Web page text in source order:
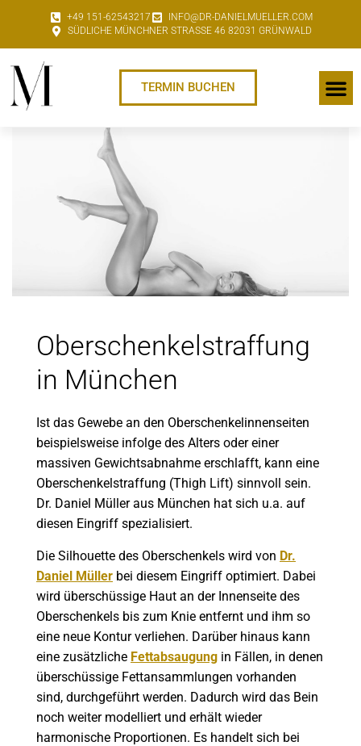
+49 151-62543217
INFO@DR-DANIELMUELLER.COM
SÜDLICHE MÜNCHNER STRASSE 46 82031 GRÜNWALD
TERMIN BUCHEN
Oberschenkelstraffung
in München
Ist das Gewebe an den Oberschenkelinnenseiten
beispielsweise infolge des Alters oder einer
massiven Gewichtsabnahme erschlafft, kann eine
Oberschenkelstraffung (Thigh Lift) sinnvoll sein.
Dr. Daniel Müller aus München hat sich u.a. auf
diesen Eingriff spezialisiert.
Die Silhouette des Oberschenkels wird von Dr.
Daniel Müller bei diesem Eingriff optimiert. Dabei
wird überschüssige Haut an der Innenseite des
Oberschenkels bis zum Knie entfernt und ihm so
eine neue Kontur verliehen. Darüber hinaus kann
eine zusätzliche Fettabsaugung in Fällen, in denen
überschüssige Fettansammlungen vorhanden
sind, durchgeführt werden. Dadurch wird das Bein
noch weiter modelliert und erhält wieder
harmonische Proportionen. Es handelt sich bei